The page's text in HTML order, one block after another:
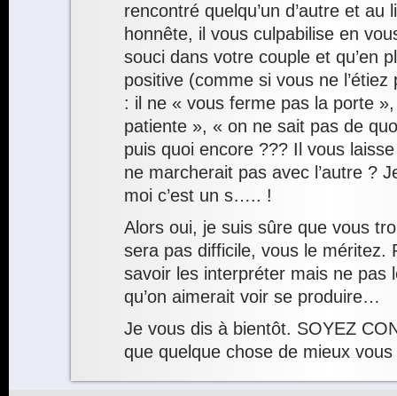
rencontré quelqu’un d’autre et au
honnête, il vous culpabilise en
souci dans votre couple et qu’en
positive (comme si vous ne
: il ne « vous ferme pas la porte
patiente », « on ne sait pas de
puis quoi encore ??? Il vous
ne marcherait pas avec l’autre ?
moi c’est un s….. !
Alors oui, je suis sûre que vous
sera pas difficile, vous le méritez.
savoir les interpréter mais ne pas
qu’on aimerait voir se produire…
Je vous dis à bientôt. SOYEZ
que quelque chose de mieux